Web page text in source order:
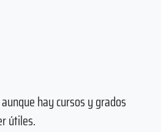
hay cursos y grados
útiles.